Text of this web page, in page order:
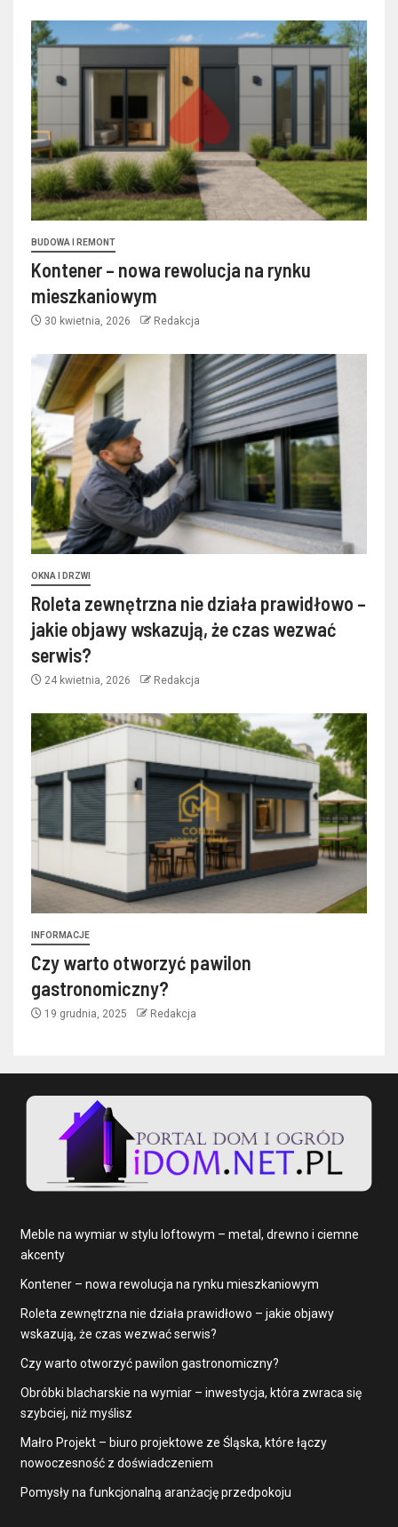
BUDOWA I REMONT
Kontener – nowa rewolucja na rynku
mieszkaniowym
30 kwietnia, 2026 Redakcja
OKNA I DRZWI
Roleta zewnętrzna nie działa prawidłowo –
jakie objawy wskazują, że czas wezwać
serwis?
24 kwietnia, 2026 Redakcja
INFORMACJE
Czy warto otworzyć pawilon
gastronomiczny?
19 grudnia, 2025 Redakcja
Meble na wymiar w stylu loftowym – metal, drewno i ciemne
akcenty
Kontener – nowa rewolucja na rynku mieszkaniowym
Roleta zewnętrzna nie działa prawidłowo – jakie objawy
wskazują, że czas wezwać serwis?
Czy warto otworzyć pawilon gastronomiczny?
Obróbki blacharskie na wymiar – inwestycja, która zwraca się
szybciej, niż myślisz
Małro Projekt – biuro projektowe ze Śląska, które łączy
nowoczesność z doświadczeniem
Pomysły na funkcjonalną aranżację przedpokoju